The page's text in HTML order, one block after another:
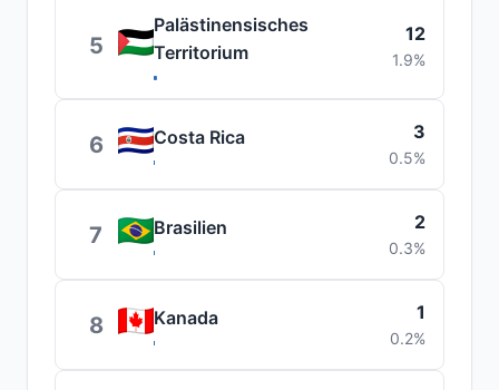
5
Palästinensisches
Territorium
12
1.9%
6 Costa Rica 3
0.5%
7 Brasilien 2
0.3%
8 Kanada 1
0.2%